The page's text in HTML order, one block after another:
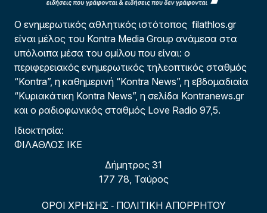
Ο ενημερωτικός αθλητικός ιστότοπος filathlos.gr
είναι μέλος του Kontra Media Group ανάμεσα στα
υπόλοιπα μέσα του ομίλου που είναι: ο
περιφερειακός ενημερωτικός τηλεοπτικός σταθμός
“Kontra”, η καθημερινή “Kontra News”, η εβδομαδιαία
“Κυριακάτικη Kontra News”, η σελίδα Kontranews.gr
και ο ραδιοφωνικός σταθμός Love Radio 97,5.
Ιδιοκτησία:
ΦΙΛΑΘΛΟΣ ΙΚΕ
Δήμητρος 31
177 78, Ταύρος
ΟΡΟΙ ΧΡΗΣΗΣ - ΠΟΛΙΤΙΚΗ ΑΠΟΡΡΗΤΟΥ